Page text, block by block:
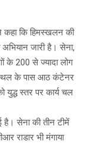
कहा कि हिमस्खलन की
जारी है। सेना,
के 200 से ज्यादा लोग
के पास आठ कंटेनर
युद्ध स्तर पर कार्य चल
है। सेना की तीन टीमें
राडार भी मंगाया